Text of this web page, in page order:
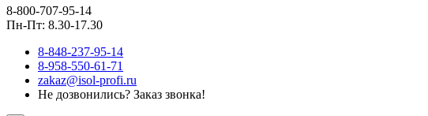
8-800-707-95-14
Пн-Пт: 8.30-17.30
8-848-237-95-14
8-958-550-61-71
zakaz@isol-profi.ru
Не дозвонились? Заказ звонка!